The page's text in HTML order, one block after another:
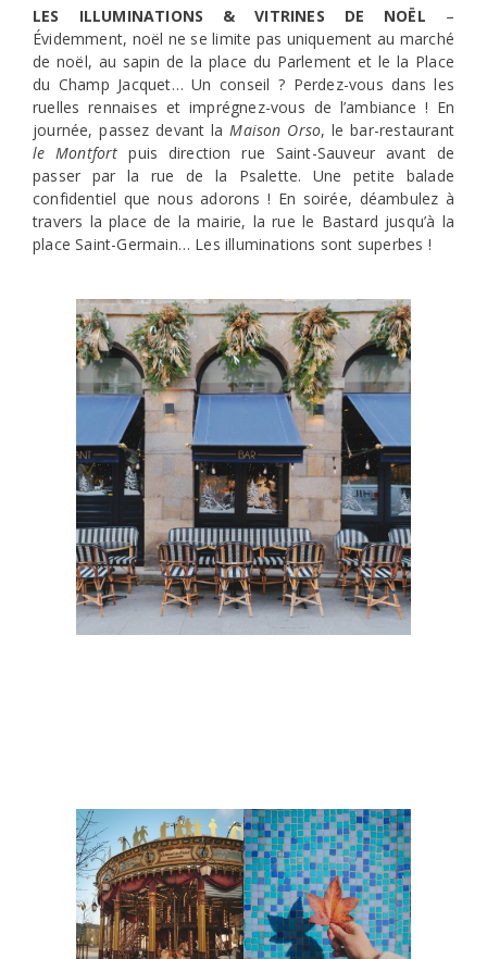
LES ILLUMINATIONS & VITRINES DE NOËL –
Évidemment, noël ne se limite pas uniquement au marché
de noël, au sapin de la place du Parlement et le la Place
du Champ Jacquet… Un conseil ? Perdez-vous dans les
ruelles rennaises et imprégnez-vous de l’ambiance ! En
journée, passez devant la Maison Orso, le bar-restaurant
le Montfort puis direction rue Saint-Sauveur avant de
passer par la rue de la Psalette. Une petite balade
confidentiel que nous adorons ! En soirée, déambulez à
travers la place de la mairie, la rue le Bastard jusqu’à la
place Saint-Germain… Les illuminations sont superbes !